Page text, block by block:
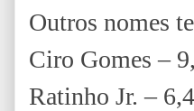
Outros nomes
Ciro Gomes –
Ratinho Jr. –